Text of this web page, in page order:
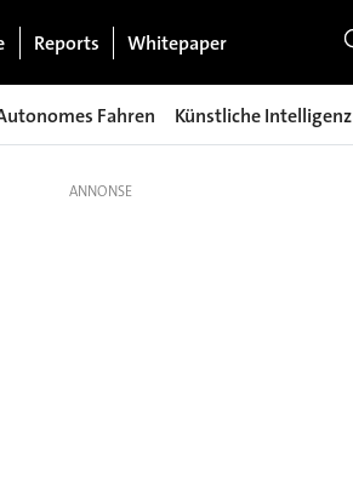
Reports Whitepaper
Fahren Künstliche Intelligenz